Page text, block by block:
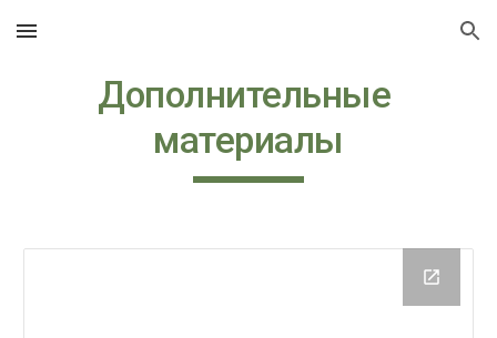
Skip to main content Skip to navigation
Дополнительные
материалы